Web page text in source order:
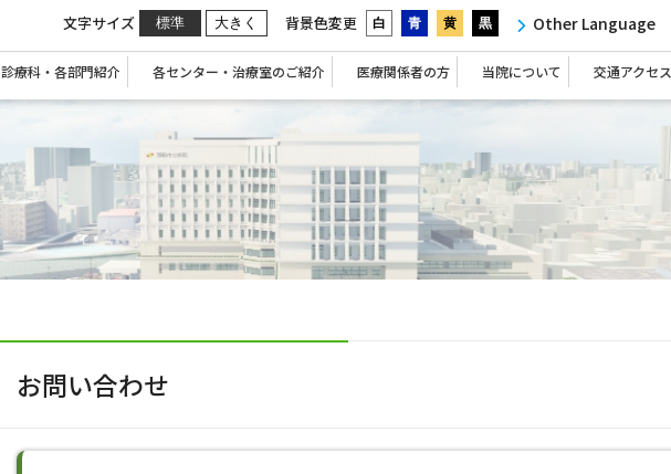
文字サイズ 標準 大きく 背景色変更 白 青 黄 黒 Other Language
診療科・各部門紹介 各センター・治療室のご紹介 医療関係者の方 当院について 交通アクセス
お問い合わせ